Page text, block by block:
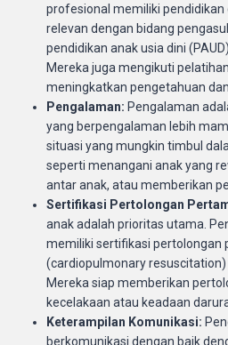
profesional memiliki pendidikan
relevan dengan bidang
pendidikan anak usia dini
Mereka juga mengikuti
meningkatkan pengetahuan
Pengalaman: Pengalaman
yang berpengalaman lebih
situasi yang mungkin timbul
seperti menangani anak yang
antar anak, atau memberikan
Sertifikasi Pertolongan
anak adalah prioritas utama.
memiliki sertifikasi pertolongan
(cardiopulmonary resuscitation)
Mereka siap memberikan
kecelakaan atau keadaan
Keterampilan Komunikasi:
berkomunikasi dengan baik